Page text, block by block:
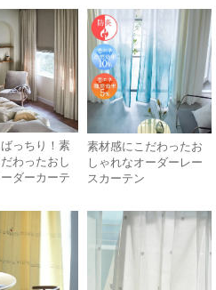
っちり！素
わったおし
ダーカーテ
素材感にこだわったお
しゃれなオーダーレー
スカーテン